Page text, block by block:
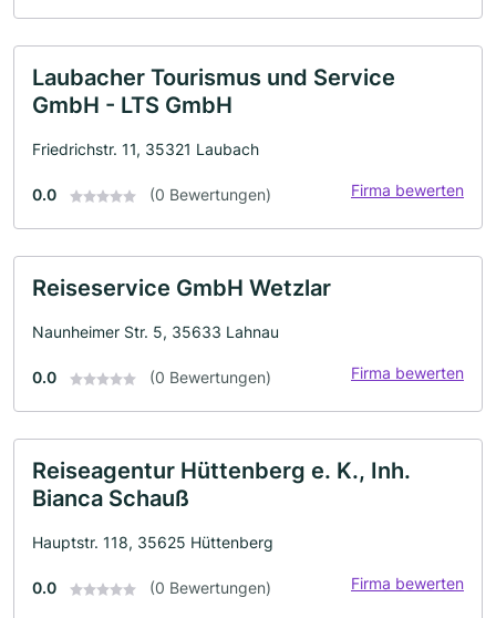
Laubacher Tourismus und Service
GmbH - LTS GmbH
Friedrichstr. 11, 35321 Laubach
0.0 (0 Bewertungen) Firma bewerten
Reiseservice GmbH Wetzlar
Naunheimer Str. 5, 35633 Lahnau
0.0 (0 Bewertungen) Firma bewerten
Reiseagentur Hüttenberg e. K., Inh.
Bianca Schauß
Hauptstr. 118, 35625 Hüttenberg
0.0 (0 Bewertungen) Firma bewerten